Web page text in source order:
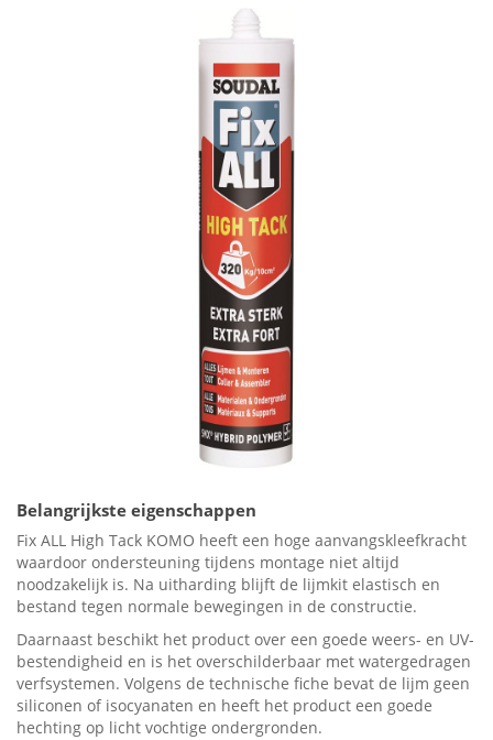
Belangrijkste eigenschappen
Fix ALL High Tack KOMO heeft een hoge aanvangskleefkracht
waardoor ondersteuning tijdens montage niet altijd
noodzakelijk is. Na uitharding blijft de lijmkit elastisch en
bestand tegen normale bewegingen in de constructie.
Daarnaast beschikt het product over een goede weers- en UV-
bestendigheid en is het overschilderbaar met watergedragen
verfsystemen. Volgens de technische fiche bevat de lijm geen
siliconen of isocyanaten en heeft het product een goede
hechting op licht vochtige ondergronden.